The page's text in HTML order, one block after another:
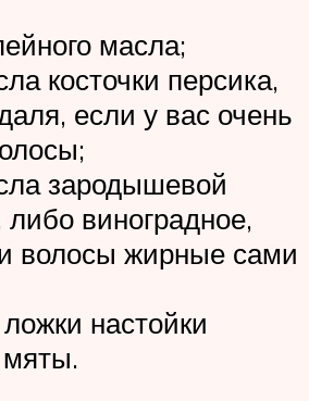
масла;
косточки персика,
если у вас очень
зародышевой
виноградное,
волосы жирные сами
настойки